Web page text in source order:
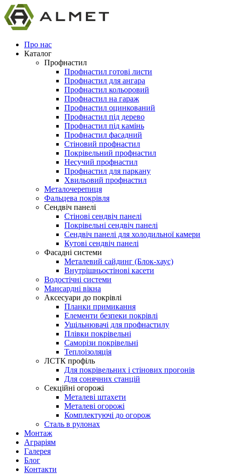
Про нас
Каталог
Профнастил
Профнастил готові листи
Профнастил для ангара
Профнастил кольоровий
Профнастил на гараж
Профнастил оцинкований
Профнастил під дерево
Профнастил під камінь
Профнастил фасадний
Стіновий профнастил
Покрівельний профнастил
Несучий профнастил
Профнастил для паркану
Хвильовий профнастил
Металочерепиця
Фальцева покрівля
Сендвіч панелі
Стінові сендвіч панелі
Покрівельні сендвіч панелі
Сендвіч панелі для холодильної камери
Кутові сендвіч панелі
Фасадні системи
Металевий сайдинг (Блок-хаус)
Внутрішньостінові касети
Водостічні системи
Мансардні вікна
Аксесуари до покрівлі
Планки примикання
Елементи безпеки покрівлі
Ущільнювачі для профнастилу
Плівки покрівельні
Саморізи покрівельні
Теплоізоляція
ЛСТК профіль
Для покрівельних і стінових прогонів
Для сонячних станцій
Секційні огорожі
Металеві штахети
Металеві огорожі
Комплектуючі до огорож
Сталь в рулонах
Монтаж
Аграріям
Галерея
Блог
Контакти